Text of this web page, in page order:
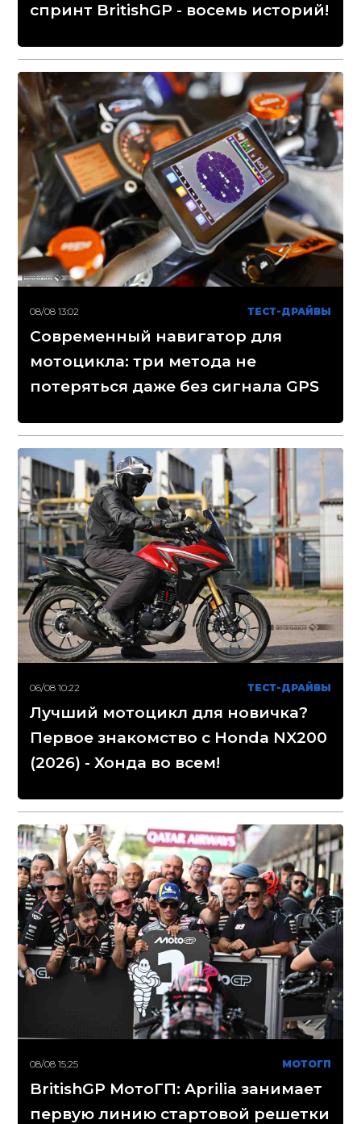
спринт BritishGP - восемь историй!
08/08 13:02 ТЕСТ-ДРАЙВЫ
Современный навигатор для
мотоцикла: три метода не
потеряться даже без сигнала GPS
06/08 10:22 ТЕСТ-ДРАЙВЫ
Лучший мотоцикл для новичка?
Первое знакомство с Honda NX200
(2026) - Хонда во всем!
08/08 15:25 МОТОГП
BritishGP МотоГП: Aprilia занимает
первую линию стартовой решетки